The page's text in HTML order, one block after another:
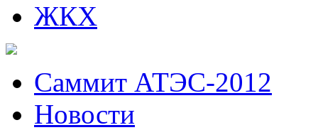
ЖКХ
Саммит АТЭС-2012
Новости